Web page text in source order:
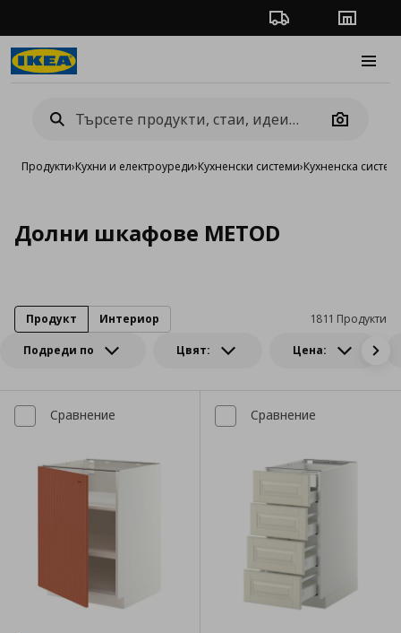
Проследяване на
Camera
Продукти›Кухни и електроуреди›Кухненски системи›Кухненска
Долни шкафове METOD
Подреди по Цвят: Цена:
1811 Продукти
Продукт Интериор
Сравнение Сравнение